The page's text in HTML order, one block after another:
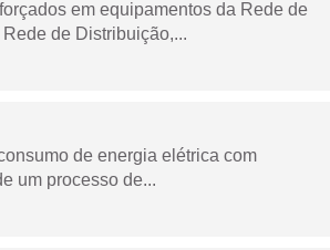
em equipamentos da Rede de
de Distribuição,...
de energia elétrica com
um processo de...